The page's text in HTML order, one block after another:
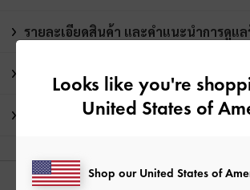
รายละเอียดสินค้า และคำแนะนำการดูแ
การจัดส่ง และการคืนสินค้า
Looks like you're
United States of
Shop our United States of